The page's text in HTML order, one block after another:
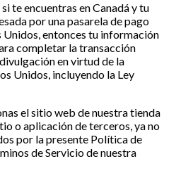
te encuentras en Canadá y tu
por una pasarela de pago
Unidos, entonces tu información
completar la transacción
en virtud de la
Unidos, incluyendo la Ley
el sitio web de nuestra tienda
o aplicación de terceros, ya no
por la presente Política de
de Servicio de nuestra